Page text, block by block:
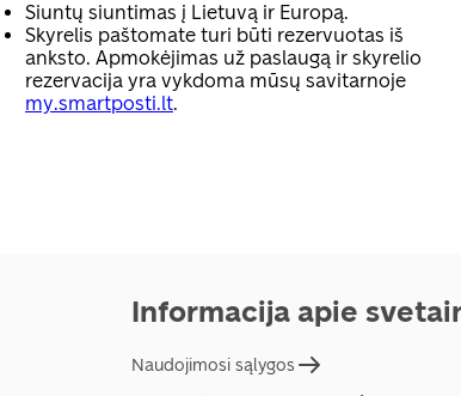
Siuntų siuntimas į Lietuvą ir Europą.
Skyrelis paštomate turi būti rezervuotas iš
anksto. Apmokėjimas už paslaugą ir skyrelio
rezervacija yra vykdoma mūsų savitarnoje
my.smartposti.lt.
Informacija apie
Naudojimosi sąlygos